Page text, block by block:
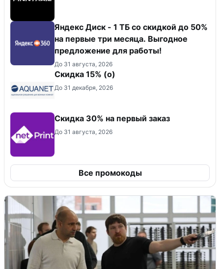
Яндекс Диск - 1 ТБ со скидкой до 50%
на первые три месяца. Выгодное
предложение для работы!
До 31 августа, 2026
Скидка 15% (о)
До 31 декабря, 2026
Скидка 30% на первый заказ
До 31 августа, 2026
Все промокоды